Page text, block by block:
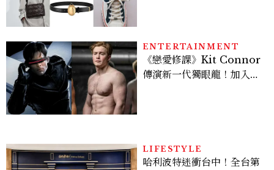
ENTERTAINMENT
《戀愛修課》Kit Connor
傳演新一代獨眼龍！加入新
LIFESTYLE
哈利波特迷衝台中！全台第